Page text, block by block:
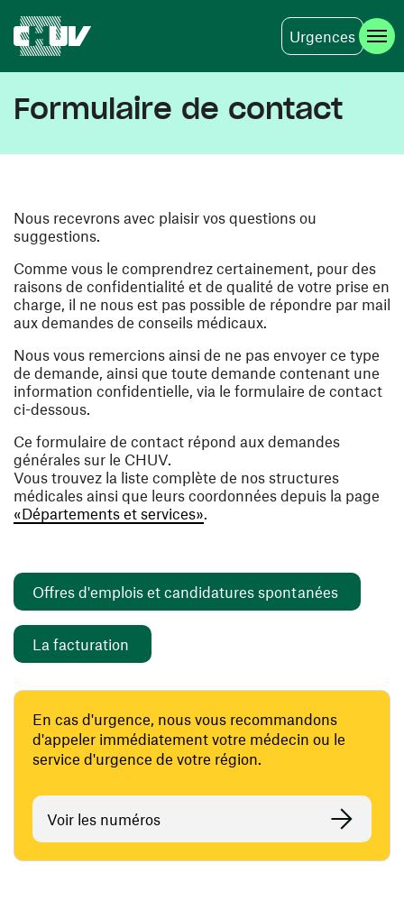
Urgences
Formulaire de contact
Nous recevrons avec plaisir vos questions ou
suggestions.
Comme vous le comprendrez certainement, pour des
raisons de confidentialité et de qualité de votre prise en
charge, il ne nous est pas possible de répondre par mail
aux demandes de conseils médicaux.
Nous vous remercions ainsi de ne pas envoyer ce type
de demande, ainsi que toute demande contenant une
information confidentielle, via le formulaire de contact
ci-dessous.
Ce formulaire de contact répond aux demandes
générales sur le CHUV.
Vous trouvez la liste complète de nos structures
médicales ainsi que leurs coordonnées depuis la page
«Départements et services».
Offres d'emplois et candidatures spontanées
La facturation
En cas d'urgence, nous vous recommandons
d'appeler immédiatement votre médecin ou le
service d'urgence de votre région.
Voir les numéros